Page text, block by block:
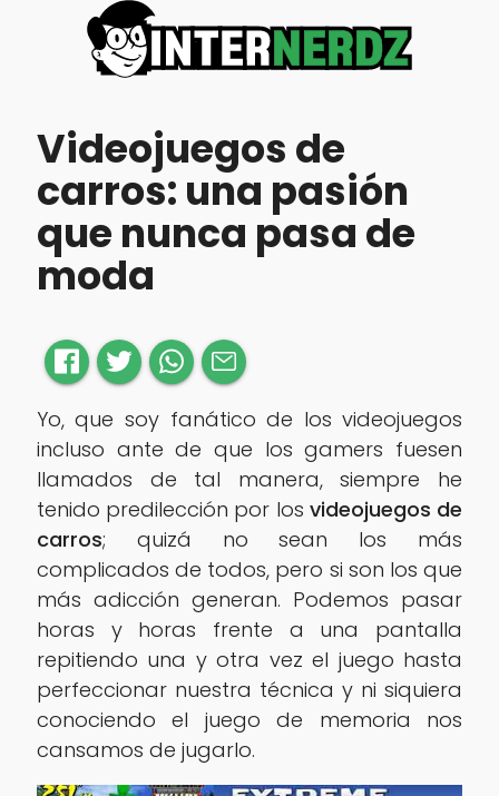
Videojuegos de
carros: una pasión
que nunca pasa de
moda
Yo, que soy fanático de los videojuegos
incluso ante de que los gamers fuesen
llamados de tal manera, siempre he
tenido predilección por los videojuegos de
carros; quizá no sean los más
complicados de todos, pero si son los que
más adicción generan. Podemos pasar
horas y horas frente a una pantalla
repitiendo una y otra vez el juego hasta
perfeccionar nuestra técnica y ni siquiera
conociendo el juego de memoria nos
cansamos de jugarlo.